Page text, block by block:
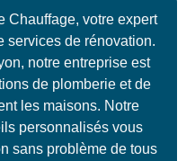
Chauffage, votre expert
services de rénovation.
notre entreprise est
de plomberie et de
les maisons. Notre
personnalisés vous
sans problème de tous